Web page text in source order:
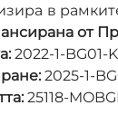
в
от
2022-1-BG01-
2025-1-
25118-